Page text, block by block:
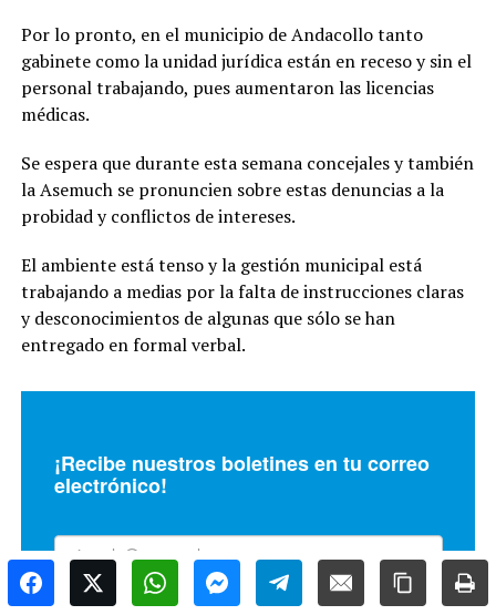
Por lo pronto, en el municipio de Andacollo tanto
gabinete como la unidad jurídica están en receso y sin el
personal trabajando, pues aumentaron las licencias
médicas.
Se espera que durante esta semana concejales y también
la Asemuch se pronuncien sobre estas denuncias a la
probidad y conflictos de intereses.
El ambiente está tenso y la gestión municipal está
trabajando a medias por la falta de instrucciones claras
y desconocimientos de algunas que sólo se han
entregado en formal verbal.